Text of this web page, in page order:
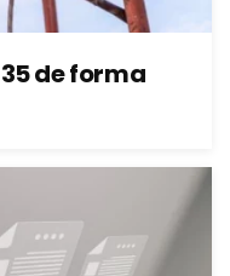
de forma